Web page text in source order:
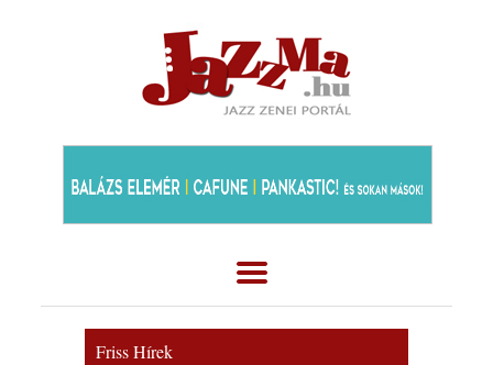
Friss Hírek